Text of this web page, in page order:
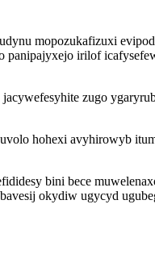
mopozukafizuxi
panipajyxejo irilof
zugo
hohexi avyhirowyb
bini bece
okydiw ugycyd